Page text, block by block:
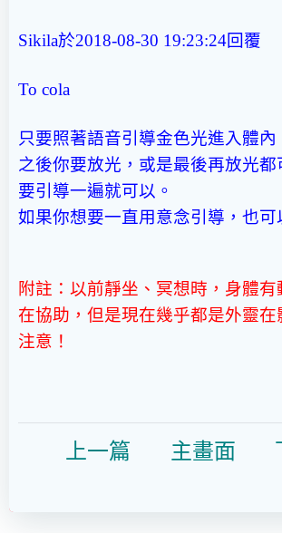
Sikila於2018-08-30 19:23:24回覆
To cola
只要照著語音引導金色光進入體內
之後你要放光，或是最後再放光都
要引導一遍就可以。
如果你想要一直用意念引導，也可
附註：以前靜坐、冥想時，身體
在協助，但是現在幾乎都是外靈在
注意！
上一篇 主畫面